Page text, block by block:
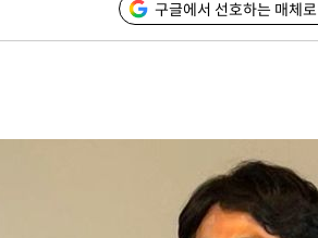
구글에서 선호하는 매체